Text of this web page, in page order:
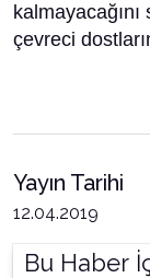
çevreci
Yayın Tarihi
12.04.2019
Bu Haber